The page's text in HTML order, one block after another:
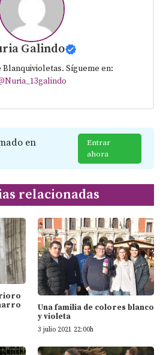
Galindo
Blanquivioletas. Sígueme en:
en
Entrar
ahora
relacionadas
Una familia de colores blanco
y violeta
3 julio 2021 22:00h